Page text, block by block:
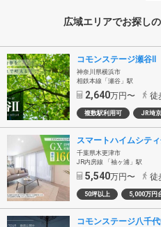
広域エリアでお探し
コモンステージ瀬谷Ⅱ
神奈川県横浜市
相鉄本線「瀬谷」駅
2,640万円〜 徒
複数駅利用可 JR埼
スマートハイムシテ
千葉県木更津市
JR内房線 「袖ヶ浦」駅
5,540万円〜 徒
50坪以上 5,000万円
コモンステージ八千